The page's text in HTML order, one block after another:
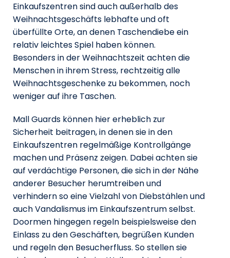
Einkaufszentren sind auch außerhalb des
Weihnachtsgeschäfts lebhafte und oft
überfüllte Orte, an denen Taschendiebe ein
relativ leichtes Spiel haben können.
Besonders in der Weihnachtszeit achten die
Menschen in ihrem Stress, rechtzeitig alle
Weihnachtsgeschenke zu bekommen, noch
weniger auf ihre Taschen.
Mall Guards können hier erheblich zur
Sicherheit beitragen, in denen sie in den
Einkaufszentren regelmäßige Kontrollgänge
machen und Präsenz zeigen. Dabei achten sie
auf verdächtige Personen, die sich in der Nähe
anderer Besucher herumtreiben und
verhindern so eine Vielzahl von Diebstählen und
auch Vandalismus im Einkaufszentrum selbst.
Doormen hingegen regeln beispielsweise den
Einlass zu den Geschäften, begrüßen Kunden
und regeln den Besucherfluss. So stellen sie